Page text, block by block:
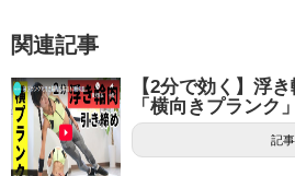
関連記事
【2分で効く】浮
「横向きプランク
記